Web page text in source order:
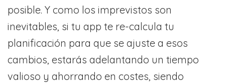
posible. Y como los imprevistos son
inevitables, si tu app te re-calcula tu
planificación para que se ajuste a esos
cambios, estarás adelantando un tiempo
valioso y ahorrando en costes, siendo